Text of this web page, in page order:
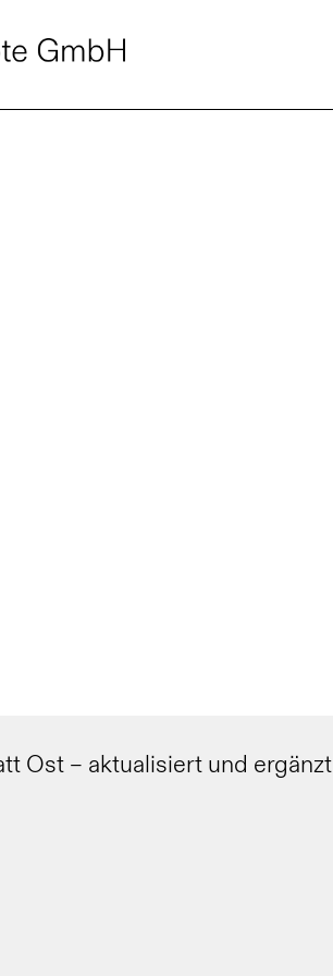
Ost – aktualisiert und ergänzt